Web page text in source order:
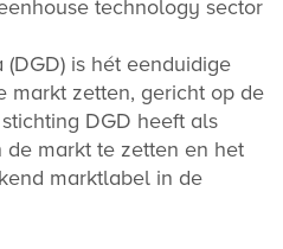
technology sector
is hét eenduidige
markt zetten, gericht op de
DGD heeft als
markt te zetten en het
marktlabel in de